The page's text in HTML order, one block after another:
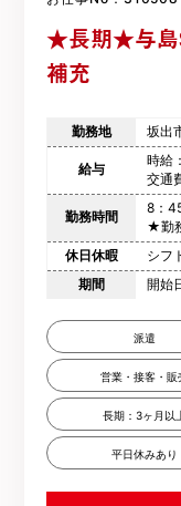
★長期★与島
補充
勤務地 坂出
給与
時給
交通
勤務時間
8：
★勤
休日休暇
シフ
期間
開始
派遣
営業・接客・販
長期：3ヶ月以
平日休みあり